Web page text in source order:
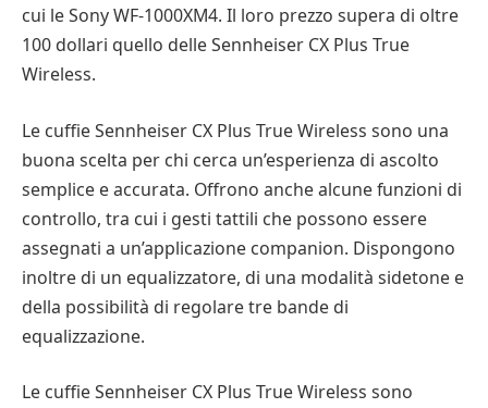
cui le Sony WF-1000XM4. Il loro prezzo supera di oltre
100 dollari quello delle Sennheiser CX Plus True
Wireless.
Le cuffie Sennheiser CX Plus True Wireless sono una
buona scelta per chi cerca un’esperienza di ascolto
semplice e accurata. Offrono anche alcune funzioni di
controllo, tra cui i gesti tattili che possono essere
assegnati a un’applicazione companion. Dispongono
inoltre di un equalizzatore, di una modalità sidetone e
della possibilità di regolare tre bande di
equalizzazione.
Le cuffie Sennheiser CX Plus True Wireless sono